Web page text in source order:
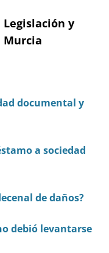
Legislación y
Murcia
documental y
a sociedad
de daños?
debió levantarse